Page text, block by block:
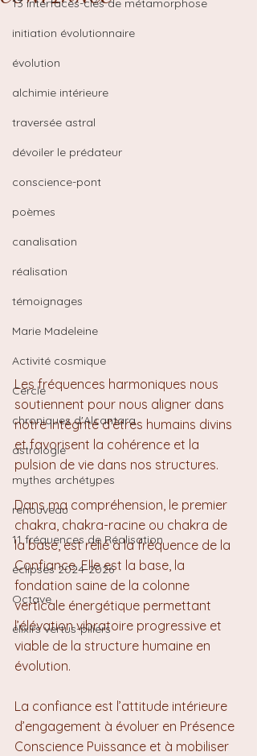
13 interfaces-clés de métamorphose
initiation évolutionnaire
évolution
alchimie intérieure
traversée astral
dévoiler le prédateur
conscience-pont
poèmes
canalisation
réalisation
témoignages
Marie Madeleine
Activité cosmique
Cercle
chroniques d'Alcantara
astrologie
mythes archétypes
renouveau
11 fréquences de Réalisation
éclipses 2024-2026
Octave
élixirs vertus-piliers
Les fréquences harmoniques nous
soutiennent pour nous aligner dans
notre intégrité d’êtres humains divins
et favorisent la cohérence et la
pulsion de vie dans nos structures.
Dans ma compréhension, le premier
chakra, chakra-racine ou chakra de
la base, est relié à la fréquence de la
Confiance. Elle est la base, la
fondation saine de la colonne
verticale énergétique permettant
l’élévation vibratoire progressive et
viable de la structure humaine en
évolution.
La confiance est l’attitude intérieure
d’engagement à évoluer en Présence
Conscience Puissance et à mobiliser